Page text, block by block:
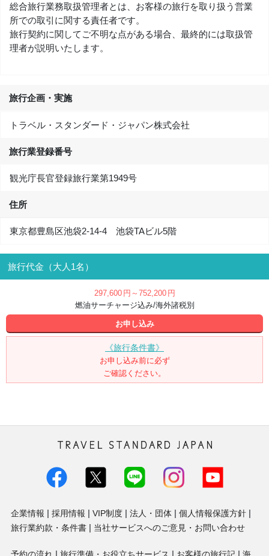
総合旅行業務取扱管理者とは、お客様の旅行を取り扱う営業
所での取引に関する責任者です。
旅行契約に関してご不明な点がある場合、最終的には取扱管
理者が説明いたします。
旅行企画・実施
トラベル・スタンダード・ジャパン株式会社
旅行業登録番号
観光庁長官登録旅行業第1949号
住所
東京都豊島区池袋2-14-4 池袋TAビル5階
旅行代金（大人1名）
297,600 円 ～752,200 円
燃油サーチャージ込み/海外諸税別
お申し込み
《旅行条件書》
お申し込み前に必ず
ご確認ください。
式会社
企業情報 採用情報 VIP制度 法人・団体
個人情報保護方針
旅行業約款・条件書
当社サービスへのご意見・お問い合わせ